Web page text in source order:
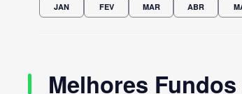
JAN FEV MAR ABR
Melhores